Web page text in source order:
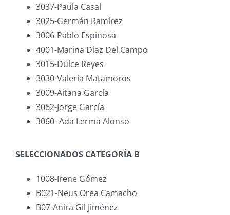
3037-Paula Casal
3025-Germán Ramírez
3006-Pablo Espinosa
4001-Marina Díaz Del Campo
3015-Dulce Reyes
3030-Valeria Matamoros
3009-Aitana García
3062-Jorge García
3060- Ada Lerma Alonso
SELECCIONADOS CATEGORÍA B
1008-Irene Gómez
B021-Neus Orea Camacho
B07-Anira Gil Jiménez